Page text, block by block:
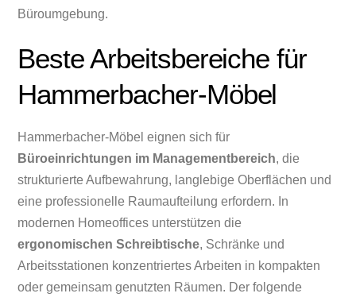
Büroumgebung.
Beste Arbeitsbereiche für
Hammerbacher-Möbel
Hammerbacher-Möbel eignen sich für
Büroeinrichtungen im Managementbereich, die
strukturierte Aufbewahrung, langlebige Oberflächen und
eine professionelle Raumaufteilung erfordern. In
modernen Homeoffices unterstützen die
ergonomischen Schreibtische, Schränke und
Arbeitsstationen konzentriertes Arbeiten in kompakten
oder gemeinsam genutzten Räumen. Der folgende